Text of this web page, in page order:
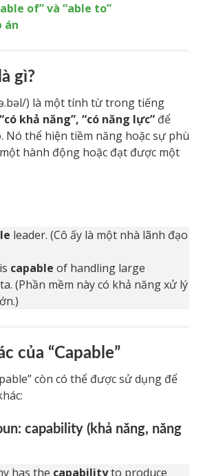
of” và “able to”
án
gì?
) là một tính từ trong tiếng
“có khả năng”, “có năng lực” để
Nó thể hiện tiềm năng hoặc sự phù
hành động hoặc đạt được một
leader. (Cô ấy là một nhà lãnh đạo
capable of handling large
(Phần mềm này có khả năng xử lý
của “Capable”
còn có thể được sử dụng để
capability (khả năng, năng
has the capabilityto produce